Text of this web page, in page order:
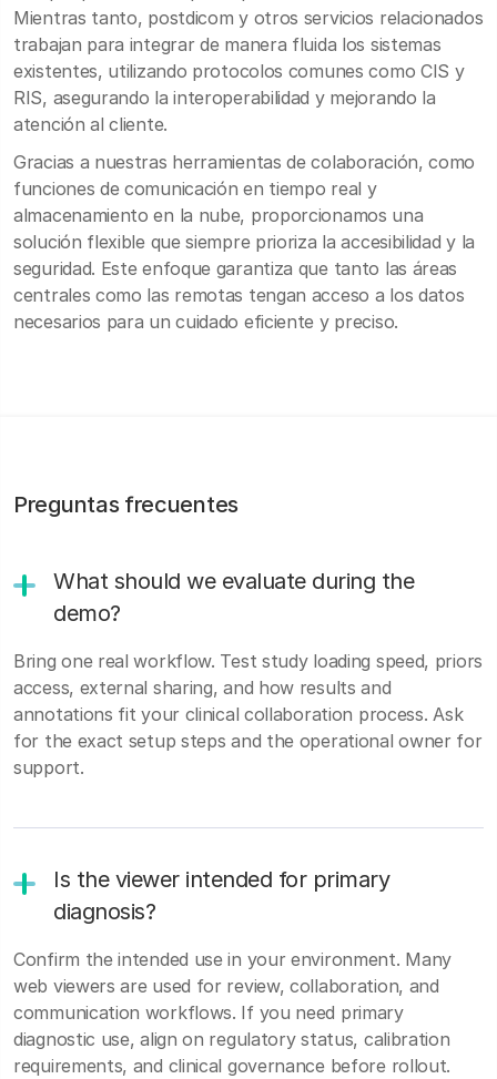
Mientras tanto, postdicom y otros servicios relacionados
trabajan para integrar de manera fluida los sistemas
existentes, utilizando protocolos comunes como CIS y
RIS, asegurando la interoperabilidad y mejorando la
atención al cliente.
Gracias a nuestras herramientas de colaboración, como
funciones de comunicación en tiempo real y
almacenamiento en la nube, proporcionamos una
solución flexible que siempre prioriza la accesibilidad y la
seguridad. Este enfoque garantiza que tanto las áreas
centrales como las remotas tengan acceso a los datos
necesarios para un cuidado eficiente y preciso.
Preguntas frecuentes
What should we evaluate during the
demo?
Bring one real workflow. Test study loading speed, priors
access, external sharing, and how results and
annotations fit your clinical collaboration process. Ask
for the exact setup steps and the operational owner for
support.
Is the viewer intended for primary
diagnosis?
Confirm the intended use in your environment. Many
web viewers are used for review, collaboration, and
communication workflows. If you need primary
diagnostic use, align on regulatory status, calibration
requirements, and clinical governance before rollout.